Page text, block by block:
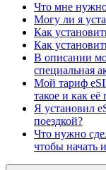
Что мне
Могу ли я
Как
Как
В описании
специальная
Мой тариф
такое и как её
Я установил
поездкой?
Что нужно
чтобы начать